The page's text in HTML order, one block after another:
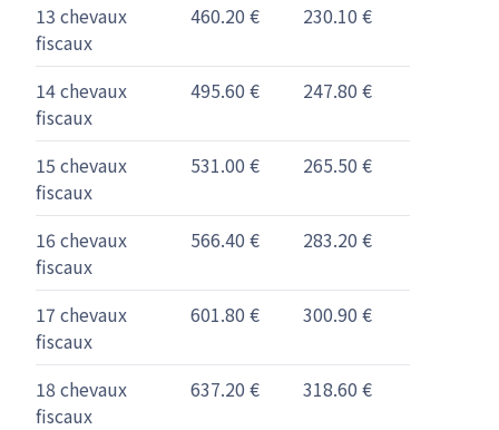
13 chevaux
fiscaux
460.20 € 230.10 €
14 chevaux
fiscaux
495.60 € 247.80 €
15 chevaux
fiscaux
531.00 € 265.50 €
16 chevaux
fiscaux
566.40 € 283.20 €
17 chevaux
fiscaux
601.80 € 300.90 €
18 chevaux
fiscaux
637.20 € 318.60 €